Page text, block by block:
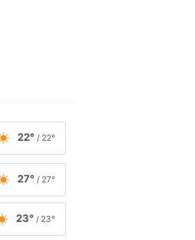
22° / 22°
27° / 27°
23° / 23°